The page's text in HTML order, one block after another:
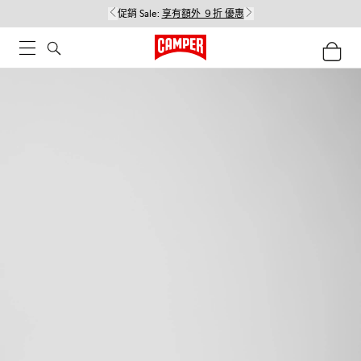
促銷 Sale: 享有額外 ９折 優惠